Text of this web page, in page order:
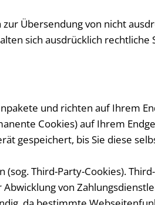
Übersendung von nicht
sich ausdrücklich rechtliche
und richten auf Ihrem
Cookies) auf Ihrem
gespeichert, bis Sie diese
Third-Party-Cookies).
von